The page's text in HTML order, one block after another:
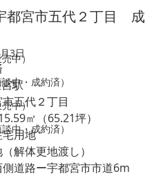
中）
中・成約済）
中）
中・成約済）
都宮市五代２丁目 成
3日
駅
五代２丁目
㎡（65.21坪）
用地
解体更地渡し）
道路ー宇都宮市市道6m